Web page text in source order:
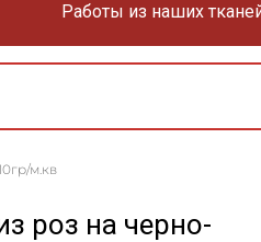
Работы из наших
м.кв
роз на черно-